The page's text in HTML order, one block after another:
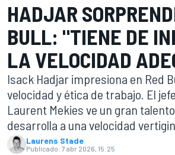
HADJAR
BULL: "TIENE DE
LA VELOCIDAD
Isack Hadjar impresiona en Red
velocidad y ética de trabajo. El
Laurent Mekies ve un gran
desarrolla a una velocidad
Laurens Stade
Publicado: 7 abr 2026, 15:25